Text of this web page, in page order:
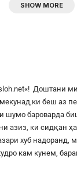
SHOW MORE
«! Доштани
беш аз
шумо бароварда
азиз, ки сидқан
хуб надоранд,
кам кунем,